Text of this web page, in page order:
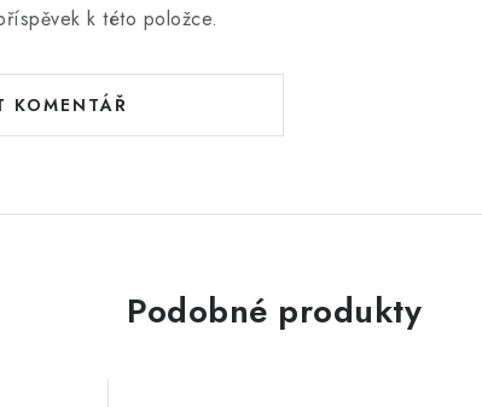
k této položce.
KOMENTÁŘ
Podobné produkty